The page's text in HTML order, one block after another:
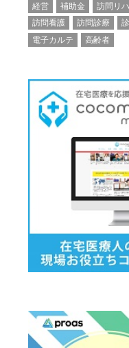
経営
補助金 訪問リ
訪問看護
訪問診療
電子カルテ
高齢者